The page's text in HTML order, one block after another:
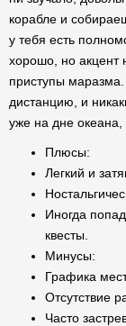
корабле и
у тебя есть
хорошо, но акцент
приступы маразма.
дистанцию, и
уже на дне океана,
Плюсы:
Легкий и
Иногда
квесты.
Минусы:
Графика
Отсутствие
Часто